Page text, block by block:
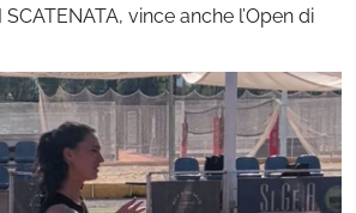
SCATENATA, vince anche l’Open di